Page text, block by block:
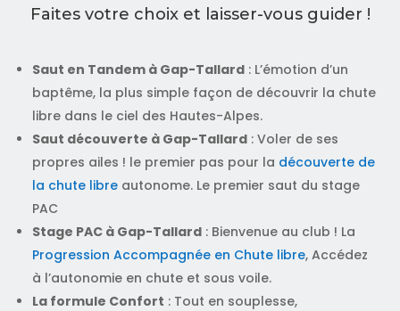
Faites votre choix et laisser-vous guider !
Saut en Tandem à Gap-Tallard : L’émotion d’un
baptême, la plus simple façon de découvrir la chute
libre dans le ciel des Hautes-Alpes.
Saut découverte à Gap-Tallard : Voler de ses
propres ailes ! le premier pas pour la découverte de
la chute libre autonome. Le premier saut du stage
PAC
Stage PAC à Gap-Tallard : Bienvenue au club ! La
Progression Accompagnée en Chute libre, Accédez
à l’autonomie en chute et sous voile.
La formule Confort : Tout en souplesse,